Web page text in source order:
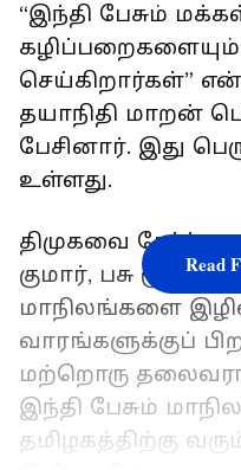
“இந்தி பேசும்
செய்கிறார்கள்”
தயாநிதி மாறன்
பேசினார். இது
உள்ளது.
திமுகவை சேர்ந்த
குமார், பசு
மாநிலங்களை
வாரங்களுக்குப்
மற்றொரு
இந்தி பேசும்
தமிழகத்திற்கு
Read